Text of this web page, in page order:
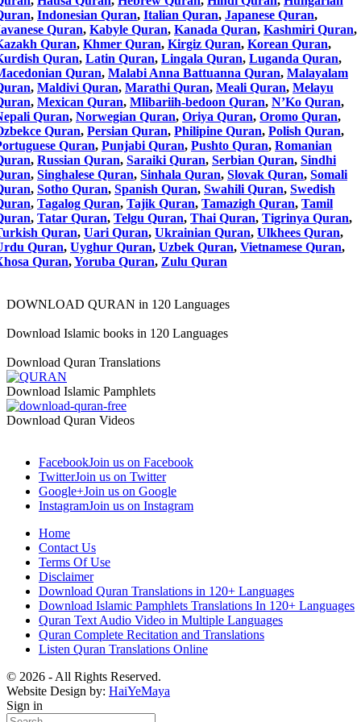
, Indonesian Quran, Italian Quran, Japanese Quran,
Quran, Kabyle Quran, Kanada Quran, Kashmiri Quran,
Quran, Khmer Quran, Kirgiz Quran, Korean Quran,
Quran, Latin Quran, Lingala Quran, Luganda Quran,
Quran, Malabi Anna Battuanna Quran, Malayalam
, Maldivi Quran, Marathi Quran, Meali Quran, Melayu
, Mexican Quran, Mlibariih-bedoon Quran, N’Ko Quran,
Quran, Norwegian Quran, Oriya Quran, Oromo Quran,
Quran, Persian Quran, Philipine Quran, Polish Quran,
Quran, Punjabi Quran, Pushto Quran, Romanian
, Russian Quran, Saraiki Quran, Serbian Quran, Sindhi
, Singhalese Quran, Sinhala Quran, Slovak Quran, Somali
, Sotho Quran, Spanish Quran, Swahili Quran, Swedish
, Tagalog Quran, Tajik Quran, Tamazigh Quran, Tamil
, Tatar Quran, Telgu Quran, Thai Quran, Tigrinya Quran,
Quran, Uari Quran, Ukrainian Quran, Ulkhees Quran,
Quran, Uyghur Quran, Uzbek Quran, Vietnamese Quran,
Quran,Yoruba Quran, Zulu Quran
DOWNLOAD QURAN in 120 Languages
Download Islamic books in 120 Languages
Download Quran Translations
Download Islamic Pamphlets
Download Quran Videos
FacebookJoin us on Facebook
TwitterJoin us on Twitter
Google+Join us on Google
InstagramJoin us on Instagram
Home
Contact Us
Terms Of Use
Disclaimer
Download Quran Translations in 120+ Languages
Download Islamic Pamphlets Translations In 120+ Languages
Quran Text Audio Video in Multiple Languages
Quran Complete Recitation and Translations
Listen Quran Translations Online
© 2026 - All Rights Reserved.
Website Design by: HaiYeMaya
Sign in